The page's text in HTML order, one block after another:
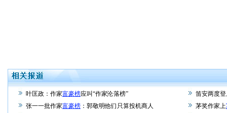
叶匡政：作家富豪榜应叫“作家沦落榜”
笛安两度
张一一批作家富豪榜 ：郭敬明他们只算投机商人 茅奖作家上